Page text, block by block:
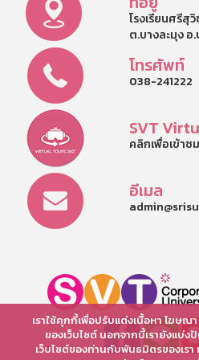
โรงเรียนศรีสุ
ต.บางละมุง อ
โทรศัพท์
038-241222
SVT
คลิกเพื่อเข้า
อีเมล
เราใช้คุกกี้เพื่อปรับแต่งเนื้อหา โฆษณ
ของเว็บไซต์ นอกจากนี้เรายังแบ่
เว็บไซต์ของท่านกับพันธมิตรของเรา